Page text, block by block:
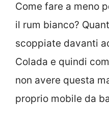
Come fare a meno
il rum bianco?
scoppiate davanti
Colada e quindi
non avere questa
proprio mobile da